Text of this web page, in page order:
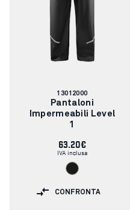
Codice
articolo:
13012000
Pantaloni
Impermeabili Level
1
63.20€
IVA inclusa
CONFRONTA